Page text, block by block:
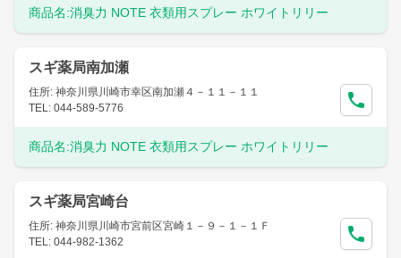
商品名:消臭力 NOTE 衣類用スプレー ホワイトリリー
スギ薬局南加瀬
住所: 神奈川県川崎市幸区南加瀬４－１１－１１
TEL: 044-589-5776
商品名:消臭力 NOTE 衣類用スプレー ホワイトリリー
スギ薬局宮崎台
住所: 神奈川県川崎市宮前区宮崎１－９－１－１Ｆ
TEL: 044-982-1362